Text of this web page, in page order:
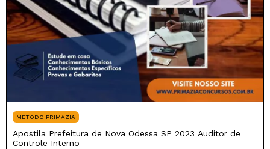
MÉTODO PRIMAZIA
Apostila Prefeitura de Nova Odessa SP 2023 Auditor de
Controle Interno